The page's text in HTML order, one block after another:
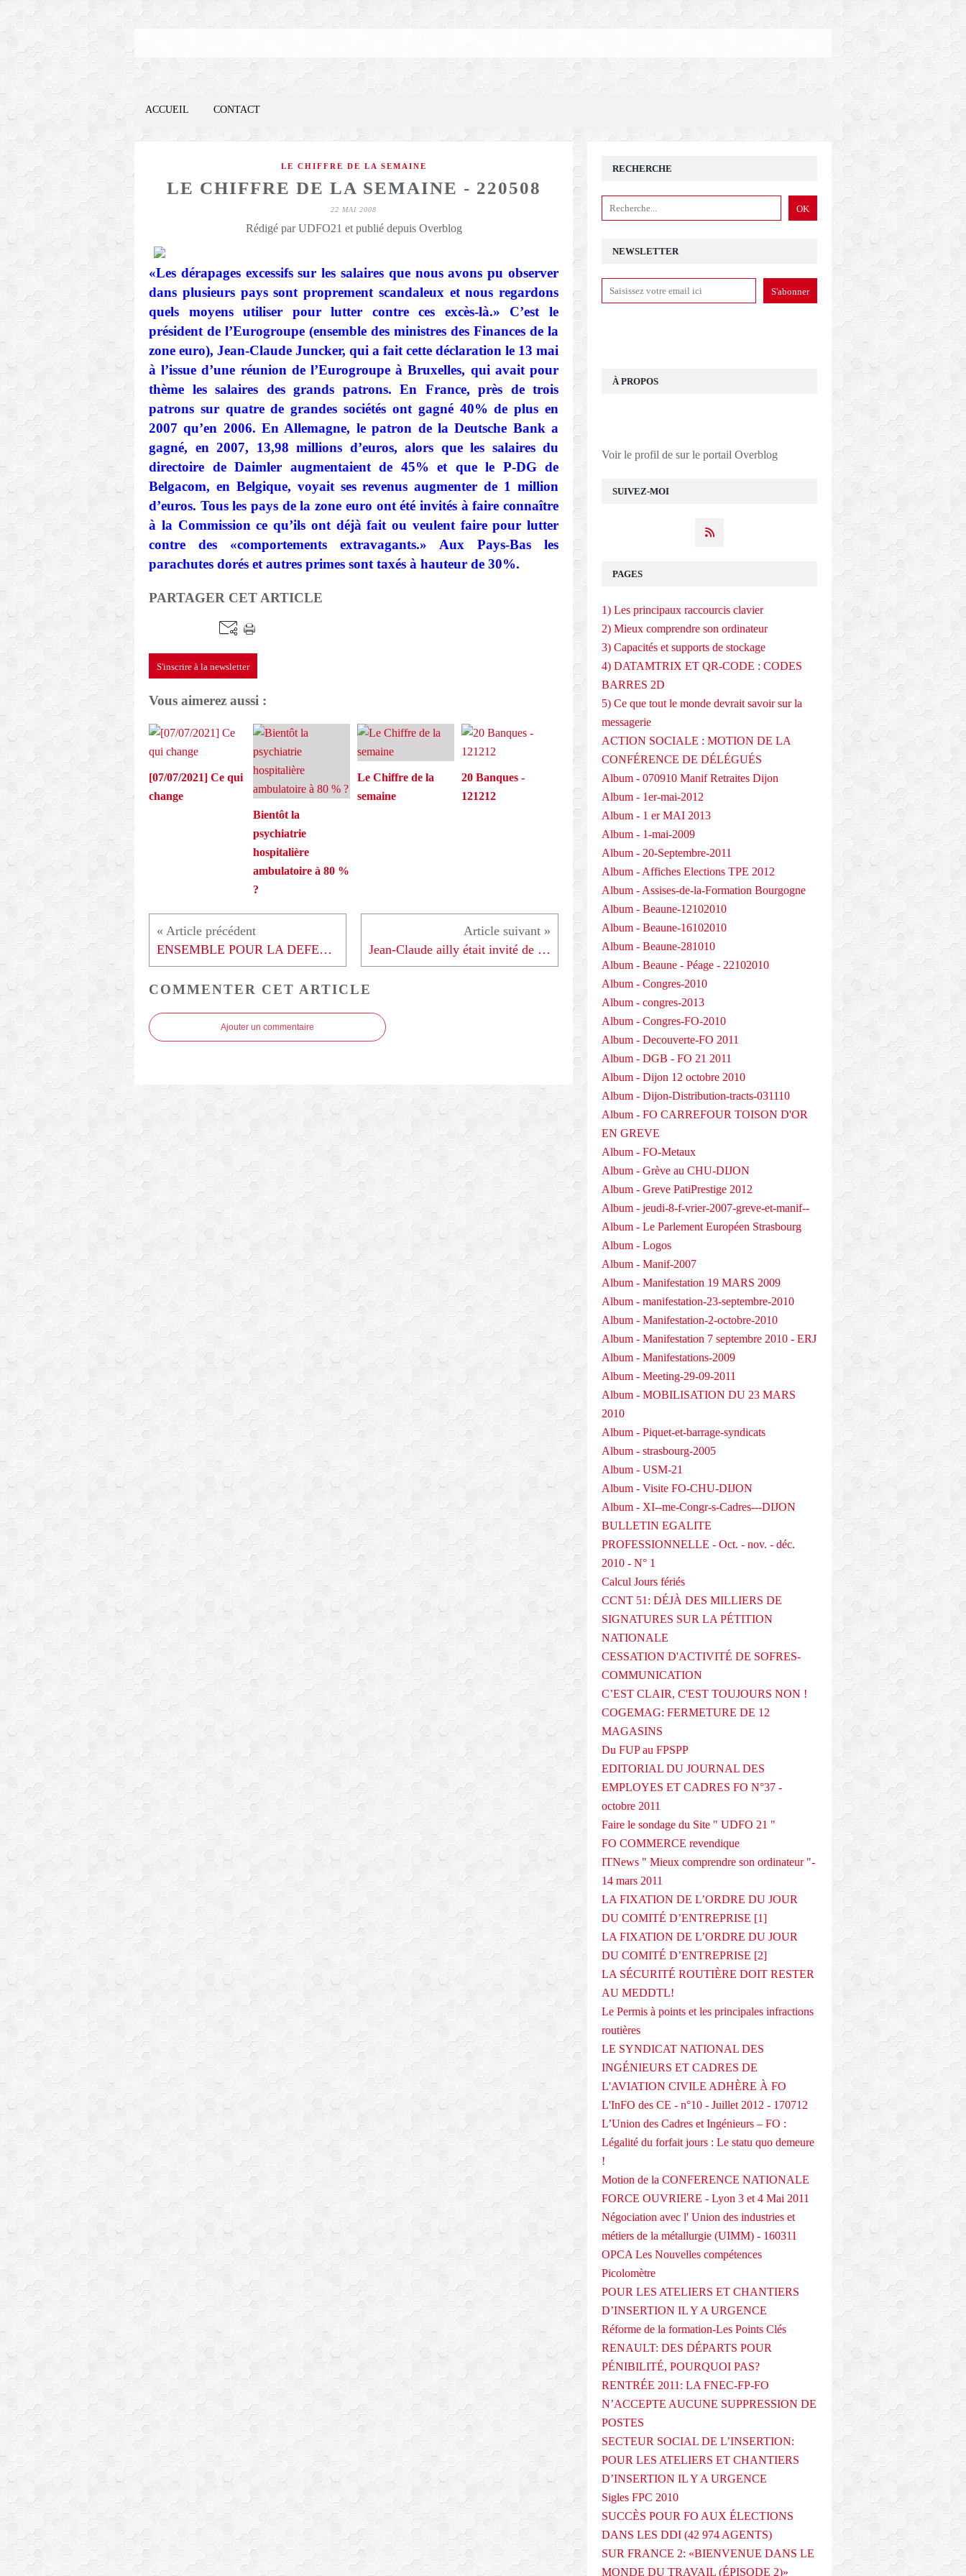
ACCUEIL CONTACT
LE CHIFFRE DE LA SEMAINE
LE CHIFFRE DE LA SEMAINE - 220508
22 MAI 2008
Rédigé par UDFO21 et publié depuis Overblog
«Les dérapages excessifs sur les salaires que nous avons pu observer
dans plusieurs pays sont proprement scandaleux et nous regardons
quels moyens utiliser pour lutter contre ces excès-là.» C’est le
président de l’Eurogroupe (ensemble des ministres des Finances de la
zone euro), Jean-Claude Juncker, qui a fait cette déclaration le 13 mai
à l’issue d’une réunion de l’Eurogroupe à Bruxelles, qui avait pour
thème les salaires des grands patrons. En France, près de trois
patrons sur quatre de grandes sociétés ont gagné 40% de plus en
2007 qu’en 2006. En Allemagne, le patron de la Deutsche Bank a
gagné, en 2007, 13,98 millions d’euros, alors que les salaires du
directoire de Daimler augmentaient de 45% et que le P-DG de
Belgacom, en Belgique, voyait ses revenus augmenter de 1 million
d’euros. Tous les pays de la zone euro ont été invités à faire connaître
à la Commission ce qu’ils ont déjà fait ou veulent faire pour lutter
contre des «comportements extravagants.» Aux Pays-Bas les
parachutes dorés et autres primes sont taxés à hauteur de 30%.
PARTAGER CET ARTICLE
S'inscrire à la newsletter
Vous aimerez aussi :
[07/07/2021] Ce qui
change
Bientôt la
psychiatrie
hospitalière
ambulatoire à 80 %
?
Le Chiffre de la
semaine
20 Banques -
121212
ENSEMBLE POUR LA DEFENSE DES RETRAITES - 220508 Jean-Claude ailly était invité de Nicolas Demorand - 230508
COMMENTER CET ARTICLE
Ajouter un commentaire
NEWSLETTER
SUIVEZ-MOI
RECHERCHE
À PROPOS
Voir le profil de sur le portail Overblog
PAGES
1) Les principaux raccourcis clavier
2) Mieux comprendre son ordinateur
3) Capacités et supports de stockage
4) DATAMTRIX ET QR-CODE : CODES
BARRES 2D
5) Ce que tout le monde devrait savoir sur la
messagerie
ACTION SOCIALE : MOTION DE LA
CONFÉRENCE DE DÉLÉGUÉS
Album - 070910 Manif Retraites Dijon
Album - 1er-mai-2012
Album - 1 er MAI 2013
Album - 1-mai-2009
Album - 20-Septembre-2011
Album - Affiches Elections TPE 2012
Album - Assises-de-la-Formation Bourgogne
Album - Beaune-12102010
Album - Beaune-16102010
Album - Beaune-281010
Album - Beaune - Péage - 22102010
Album - Congres-2010
Album - congres-2013
Album - Congres-FO-2010
Album - Decouverte-FO 2011
Album - DGB - FO 21 2011
Album - Dijon 12 octobre 2010
Album - Dijon-Distribution-tracts-031110
Album - FO CARREFOUR TOISON D'OR
EN GREVE
Album - FO-Metaux
Album - Grève au CHU-DIJON
Album - Greve PatiPrestige 2012
Album - jeudi-8-f-vrier-2007-greve-et-manif--
Album - Le Parlement Européen Strasbourg
Album - Logos
Album - Manif-2007
Album - Manifestation 19 MARS 2009
Album - manifestation-23-septembre-2010
Album - Manifestation-2-octobre-2010
Album - Manifestation 7 septembre 2010 - ERJ
Album - Manifestations-2009
Album - Meeting-29-09-2011
Album - MOBILISATION DU 23 MARS
2010
Album - Piquet-et-barrage-syndicats
Album - strasbourg-2005
Album - USM-21
Album - Visite FO-CHU-DIJON
Album - XI--me-Congr-s-Cadres---DIJON
BULLETIN EGALITE
PROFESSIONNELLE - Oct. - nov. - déc.
2010 - N° 1
Calcul Jours fériés
CCNT 51: DÉJÀ DES MILLIERS DE
SIGNATURES SUR LA PÉTITION
NATIONALE
CESSATION D'ACTIVITÉ DE SOFRES-
COMMUNICATION
C’EST CLAIR, C'EST TOUJOURS NON !
COGEMAG: FERMETURE DE 12
MAGASINS
Du FUP au FPSPP
EDITORIAL DU JOURNAL DES
EMPLOYES ET CADRES FO N°37 -
octobre 2011
Faire le sondage du Site " UDFO 21 "
FO COMMERCE revendique
ITNews " Mieux comprendre son ordinateur "-
14 mars 2011
LA FIXATION DE L’ORDRE DU JOUR
DU COMITÉ D’ENTREPRISE [1]
LA FIXATION DE L’ORDRE DU JOUR
DU COMITÉ D’ENTREPRISE [2]
LA SÉCURITÉ ROUTIÈRE DOIT RESTER
AU MEDDTL!
Le Permis à points et les principales infractions
routières
LE SYNDICAT NATIONAL DES
INGÉNIEURS ET CADRES DE
L'AVIATION CIVILE ADHÈRE À FO
L'InFO des CE - n°10 - Juillet 2012 - 170712
L’Union des Cadres et Ingénieurs – FO :
Légalité du forfait jours : Le statu quo demeure
!
Motion de la CONFERENCE NATIONALE
FORCE OUVRIERE - Lyon 3 et 4 Mai 2011
Négociation avec l' Union des industries et
métiers de la métallurgie (UIMM) - 160311
OPCA Les Nouvelles compétences
Picolomètre
POUR LES ATELIERS ET CHANTIERS
D’INSERTION IL Y A URGENCE
Réforme de la formation-Les Points Clés
RENAULT: DES DÉPARTS POUR
PÉNIBILITÉ, POURQUOI PAS?
RENTRÉE 2011: LA FNEC-FP-FO
N’ACCEPTE AUCUNE SUPPRESSION DE
POSTES
SECTEUR SOCIAL DE L’INSERTION:
POUR LES ATELIERS ET CHANTIERS
D’INSERTION IL Y A URGENCE
Sigles FPC 2010
SUCCÈS POUR FO AUX ÉLECTIONS
DANS LES DDI (42 974 AGENTS)
SUR FRANCE 2: «BIENVENUE DANS LE
MONDE DU TRAVAIL (ÉPISODE 2)»